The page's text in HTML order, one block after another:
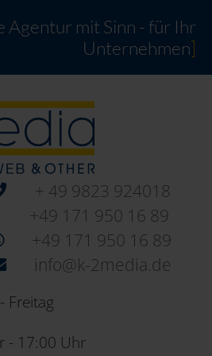
Agentur mit Sinn - für Ihr
Unternehmen]
+ 49 9823 924018
+49 171 950 16 89
+49 171 950 16 89
info@k-2media.de
Freitag
- 17:00 Uhr